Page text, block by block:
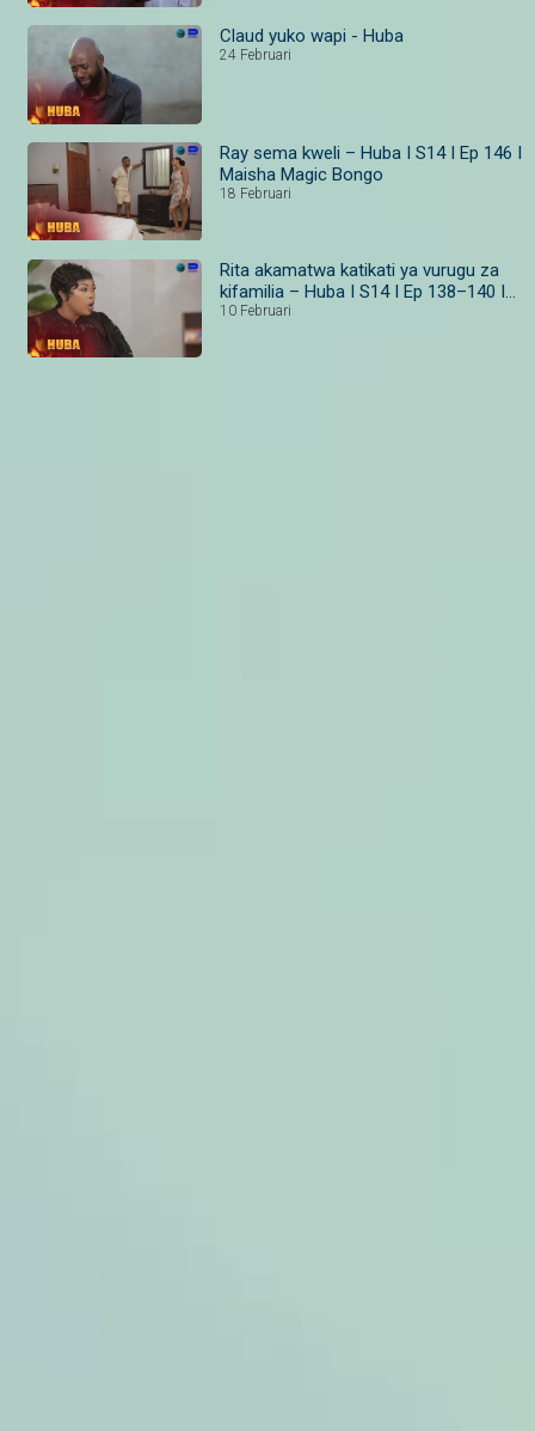
Claud yuko wapi - Huba
24 Februari
Ray sema kweli – Huba I S14 I Ep 146 I
Maisha Magic Bongo
18 Februari
Rita akamatwa katikati ya vurugu za
kifamilia – Huba I S14 I Ep 138–140 I
Maisha Magic
10 Februari